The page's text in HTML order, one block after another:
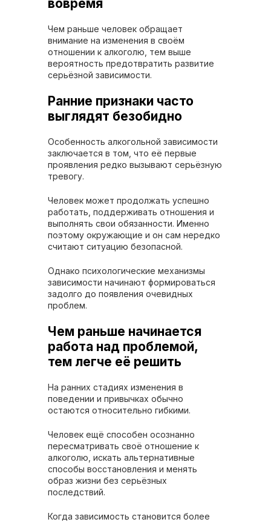
вовремя
Чем раньше человек обращает
внимание на изменения в своём
отношении к алкоголю, тем выше
вероятность предотвратить развитие
серьёзной зависимости.
Ранние признаки часто
выглядят безобидно
Особенность алкогольной зависимости
заключается в том, что её первые
проявления редко вызывают серьёзную
тревогу.
Человек может продолжать успешно
работать, поддерживать отношения и
выполнять свои обязанности. Именно
поэтому окружающие и он сам нередко
считают ситуацию безопасной.
Однако психологические механизмы
зависимости начинают формироваться
задолго до появления очевидных
проблем.
Чем раньше начинается
работа над проблемой,
тем легче её решить
На ранних стадиях изменения в
поведении и привычках обычно
остаются относительно гибкими.
Человек ещё способен осознанно
пересматривать своё отношение к
алкоголю, искать альтернативные
способы восстановления и менять
образ жизни без серьёзных
последствий.
Когда зависимость становится более